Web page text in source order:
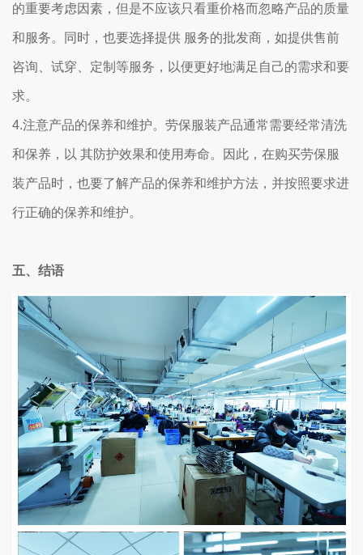
的重要考虑因素，但是不应该只看重价格而忽略产品的质量
和服务。同时，也要选择提供 服务的批发商，如提供售前
咨询、试穿、定制等服务，以便更好地满足自己的需求和要
求。
4.注意产品的保养和维护。劳保服装产品通常需要经常清洗
和保养，以 其防护效果和使用寿命。因此，在购买劳保服
装产品时，也要了解产品的保养和维护方法，并按照要求进
行正确的保养和维护。
五、结语